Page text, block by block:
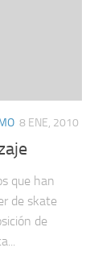
8 ENE, 2010
que han
de skate
de